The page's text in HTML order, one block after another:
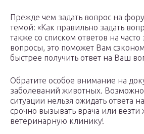
Прежде чем задать вопрос на
темой: «Как правильно задать
также со списком ответов на
вопросы, это поможет Вам
быстрее получить ответ на Ваш
Обратите особое внимание на
заболеваний животных.
ситуации нельзя ожидать ответа
срочно вызывать врача или везти
ветеринарную клинику!